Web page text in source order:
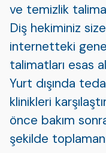
ve temizlik
Diş hekiminiz
internetteki
talimatları esas
Yurt dışında
klinikleri
önce bakım
şekilde